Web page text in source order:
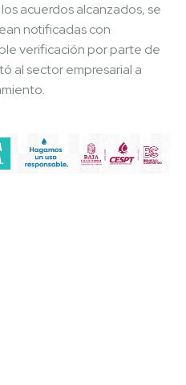
acuerdos alcanzados, se
notificadas con
verificación por parte de
al sector empresarial a